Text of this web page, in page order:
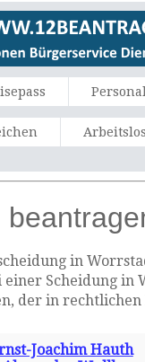
in
Scheidung in
der in
Joachim Hauth